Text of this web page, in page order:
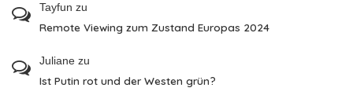
Tayfun zu
Remote Viewing zum Zustand Europas 2024
Juliane zu
Ist Putin rot und der Westen grün?